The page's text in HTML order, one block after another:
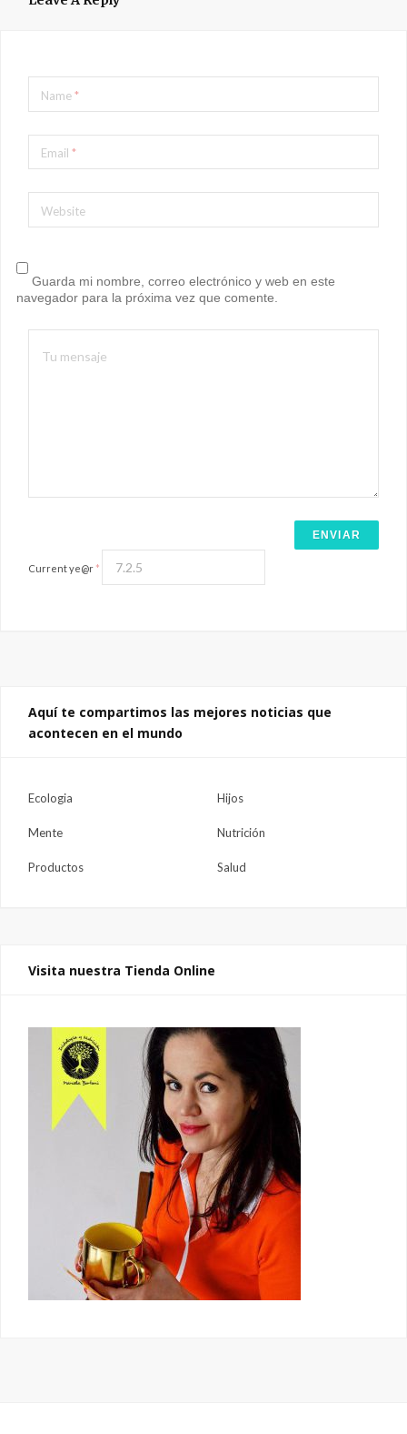
Name*
Email *
Website
Guarda mi nombre, correo electrónico y web en este
navegador para la próxima vez que comente.
Current ye@r *
Aquí te compartimos las mejores noticias que
acontecen en el mundo
Ecologia Hijos
Mente Nutrición
Productos Salud
Visita nuestra Tienda Online